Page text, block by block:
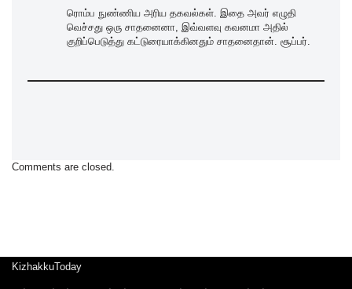
ரொம்ப நுண்ணிய அரிய தகவல்கள். இதை அவர் எழுதி
வெச்சது ஒரு சாதனைனா, இவ்வளவு கவனமா அதில்
குறிப்பெடுத்து கட்டுரையாக்கினதும் சாதனைதான். சூப்பர்.
Comments are closed.
KizhakkuToday